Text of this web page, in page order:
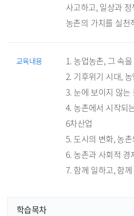
사고하고, 일상과
농촌의 가치를 실천
교육내용
1. 농업농촌, 그 속
2. 기후위기 시대,
3. 눈에 보이지 않는
4. 농촌에서 시작되
6차산업
5. 도시의 변화, 농
6. 농촌과 사회적 경
7. 함께 일하고, 함
학습목차